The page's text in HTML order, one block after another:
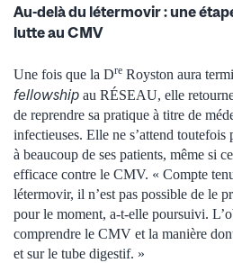
Au-delà du létermovir : une
lutte au CMV
Une fois que la Dre Royston aura
fellowship au RÉSEAU, elle
de reprendre sa pratique à titre de
infectieuses. Elle ne s’attend
à beaucoup de ses patients, même si
efficace contre le CMV. « Compte
létermovir, il n’est pas possible de le
pour le moment, a-t-elle poursuivi.
comprendre le CMV et la manière
et sur le tube digestif. »